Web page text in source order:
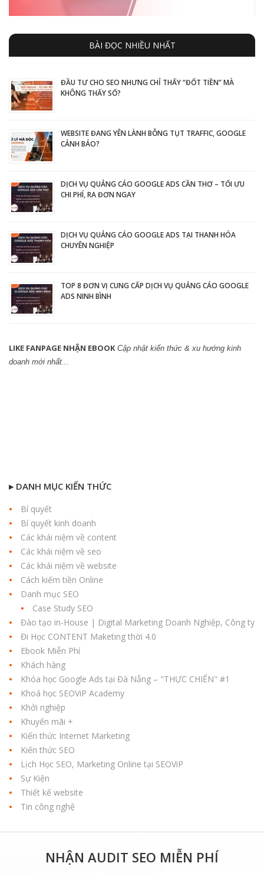
BÀI ĐỌC NHIỀU NHẤT
ĐẦU TƯ CHO SEO NHƯNG CHỈ THẤY “ĐỐT TIỀN” MÀ
KHÔNG THẤY SỐ?
WEBSITE ĐANG YÊN LÀNH BỖNG TỤT TRAFFIC, GOOGLE
CẢNH BÁO?
DỊCH VỤ QUẢNG CÁO GOOGLE ADS CẦN THƠ – TỐI ƯU
CHI PHÍ, RA ĐƠN NGAY
DỊCH VỤ QUẢNG CÁO GOOGLE ADS TẠI THANH HÓA
CHUYÊN NGHIỆP
TOP 8 ĐƠN VỊ CUNG CẤP DỊCH VỤ QUẢNG CÁO GOOGLE
ADS NINH BÌNH
LIKE FANPAGE NHẬN EBOOK Cập nhật kiến thức & xu hướng kinh
doanh mới nhất...
▸ DANH MỤC KIẾN THỨC
Bí quyết
Bí quyết kinh doanh
Các khái niệm về content
Các khái niệm về seo
Các khái niệm về website
Cách kiếm tiền Online
Danh mục SEO
Case Study SEO
Đào tạo in-House | Digital Marketing Doanh Nghiệp, Công ty
Đi Học CONTENT Maketing thời 4.0
Ebook Miễn Phí
Khách hàng
Khóa học Google Ads tại Đà Nẵng – "THỰC CHIẾN" #1
Khoá học SEOViP Academy
Khởi nghiệp
Khuyến mãi +
Kiến thức Internet Marketing
Kiến thức SEO
Lịch Học SEO, Marketing Online tại SEOViP
Sự Kiện
Thiết kế website
Tin công nghệ
NHẬN AUDIT SEO MIỄN PHÍ